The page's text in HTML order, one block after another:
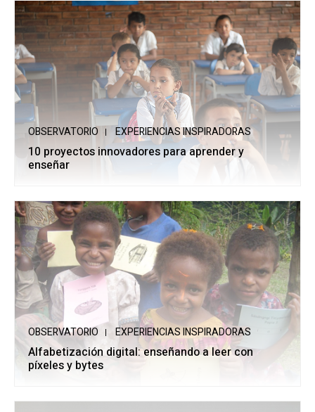
OBSERVATORIO EXPERIENCIAS INSPIRADORAS
10 proyectos innovadores para aprender y
enseñar
OBSERVATORIO EXPERIENCIAS INSPIRADORAS
Alfabetización digital: enseñando a leer con
píxeles y bytes